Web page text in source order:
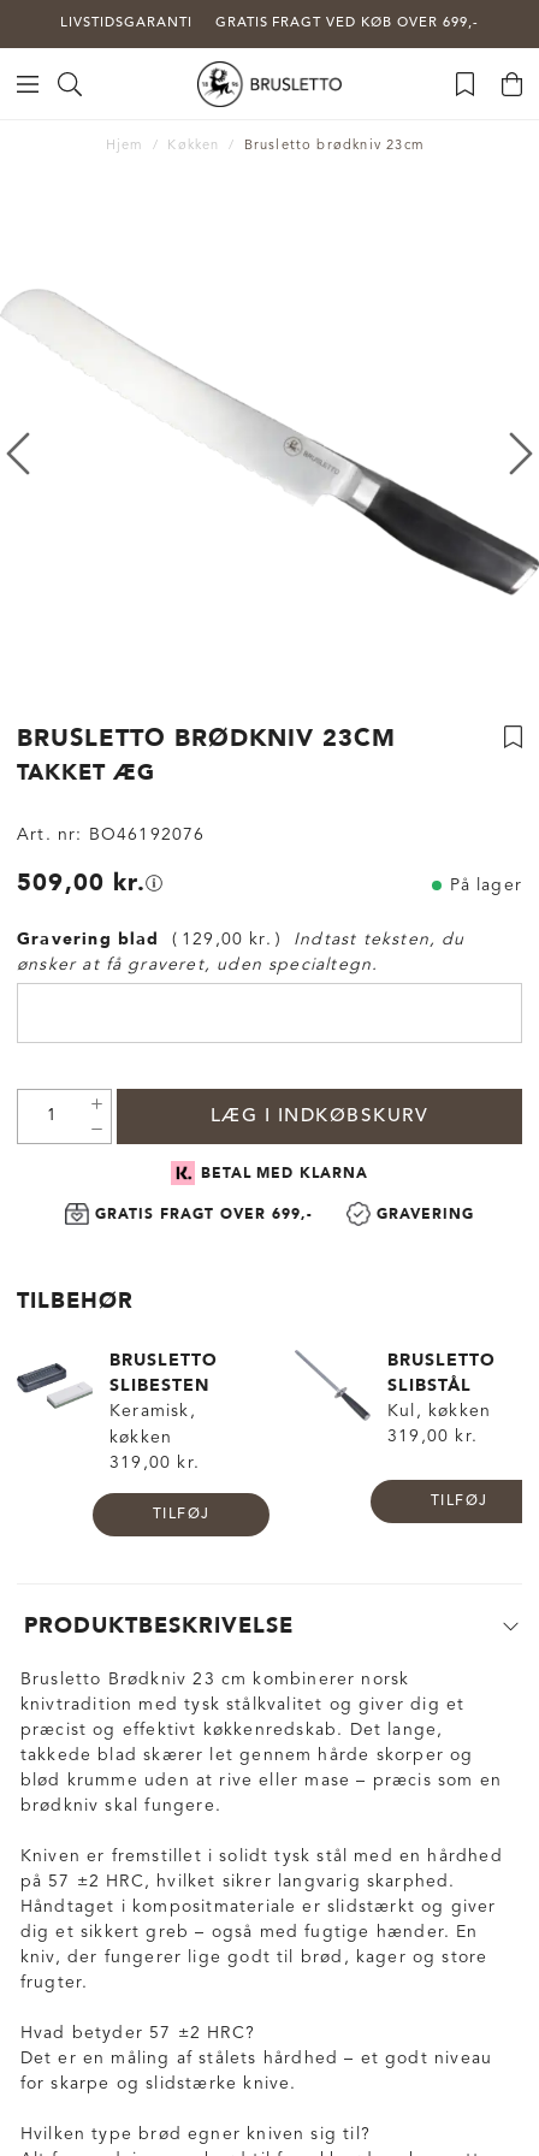
LIVSTIDSGARANTI GRATIS FRAGT VED KØB OVER 699,-
Hjem Køkken Brusletto brødkniv 23cm
BRUSLETTO BRØDKNIV 23CM
TAKKET ÆG
Art. nr: BO46192076
509,00 kr. På lager
Gravering blad 129,00 kr.
Indtast teksten, du
ønsker at få graveret, uden specialtegn.
LÆG I INDKØBSKURV
BETAL MED KLARNA
GRATIS FRAGT OVER 699,- GRAVERING
TILBEHØR
BRUSLETTO
SLIBESTEN
Keramisk,
køkken
319,00 kr.
TILFØJ
BRUSLETTO
SLIBSTÅL
Kul, køkken
319,00 kr.
TILFØJ
PRODUKTBESKRIVELSE
Brusletto Brødkniv 23 cm kombinerer norsk
knivtradition med tysk stålkvalitet og giver dig et
præcist og effektivt køkkenredskab. Det lange,
takkede blad skærer let gennem hårde skorper og
blød krumme uden at rive eller mase – præcis som en
brødkniv skal fungere.
Kniven er fremstillet i solidt tysk stål med en hårdhed
på 57 ±2 HRC, hvilket sikrer langvarig skarphed.
Håndtaget i kompositmateriale er slidstærkt og giver
dig et sikkert greb – også med fugtige hænder. En
kniv, der fungerer lige godt til brød, kager og store
frugter.
Hvad betyder 57 ±2 HRC?
Det er en måling af stålets hårdhed – et godt niveau
for skarpe og slidstærke knive.
Hvilken type brød egner kniven sig til?